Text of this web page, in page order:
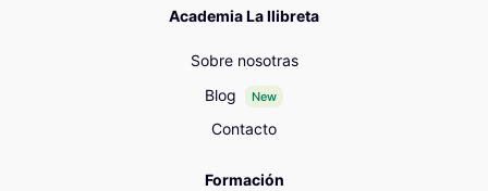
Academia La llibreta
Sobre nosotras
Blog
New
Contacto
Formación